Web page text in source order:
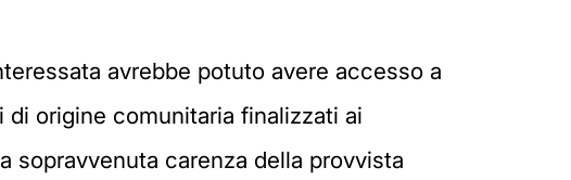
avrebbe potuto avere accesso a
origine comunitaria finalizzati ai
sopravvenuta carenza della provvista